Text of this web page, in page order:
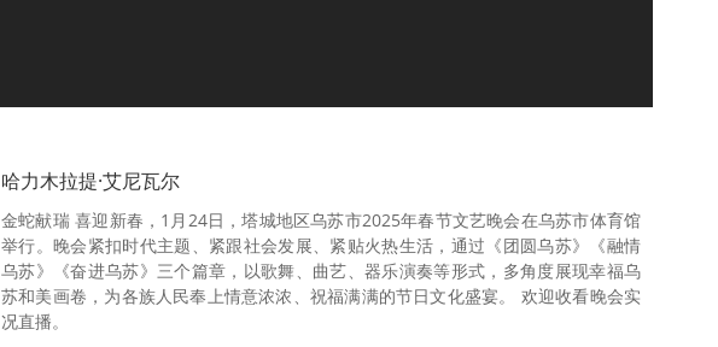
哈力木拉提·艾尼瓦尔
金蛇献瑞 喜迎新春，1月24日，塔城地区乌苏市2025年春节文艺晚会在乌苏市体育馆
举行。晚会紧扣时代主题、紧跟社会发展、紧贴火热生活，通过《团圆乌苏》《融情
乌苏》《奋进乌苏》三个篇章，以歌舞、曲艺、器乐演奏等形式，多角度展现幸福乌
苏和美画卷，为各族人民奉上情意浓浓、祝福满满的节日文化盛宴。 欢迎收看晚会实
况直播。